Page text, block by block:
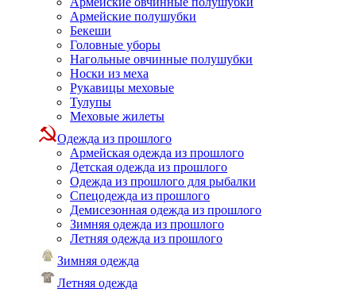
Армейские полушубки
Бекеши
Головные уборы
Нагольные овчинные полушубки
Носки из меха
Рукавицы меховые
Тулупы
Меховые жилеты
Одежда из прошлого
Армейская одежда из прошлого
Детская одежда из прошлого
Одежда из прошлого для рыбалки
Спецодежда из прошлого
Демисезонная одежда из прошлого
Зимняя одежда из прошлого
Летняя одежда из прошлого
Зимняя одежда
Летняя одежда